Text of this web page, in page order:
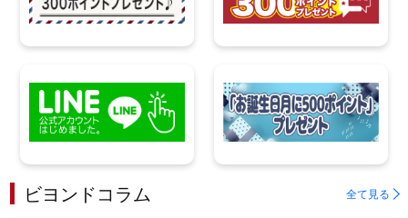
ビヨンドコラム 全て見る